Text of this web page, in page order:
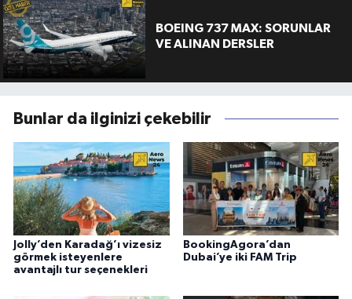
BOEING 737 MAX: SORUNLAR
VE ALINAN DERSLER
Bunlar da ilginizi çekebilir
Jolly’den Karadağ’ı vizesiz
görmek isteyenlere
avantajlı tur seçenekleri
BookingAgora’dan
Dubai’ye iki FAM Trip